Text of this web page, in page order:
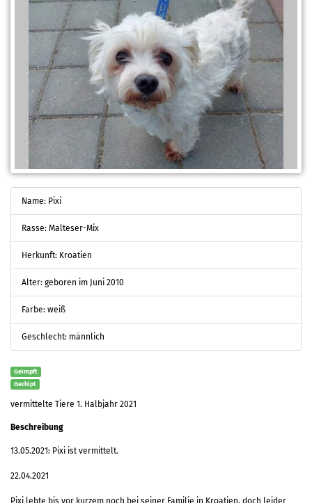
Name: Pixi
Rasse: Malteser-Mix
Herkunft: Kroatien
Alter: geboren im Juni 2010
Farbe: weiß
Geschlecht: männlich
Geimpft
Gechipt
vermittelte Tiere 1. Halbjahr 2021
Beschreibung
13.05.2021: Pixi ist vermittelt.
22.04.2021
Pixi lebte bis vor kurzem noch bei seiner Familie in Kroatien, doch leider